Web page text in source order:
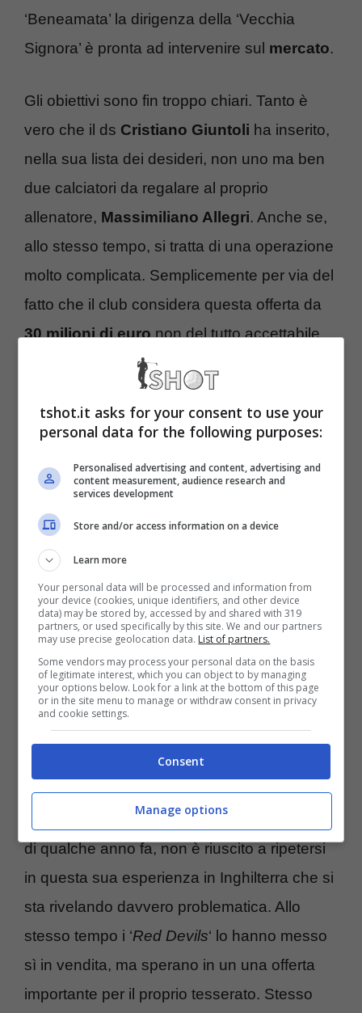
‘Beneamata’ la dirigenza della ‘Vecchia
Signora’ è pronta ad intervenire sul mercato.
Gli obiettivi sono fin troppo chiari. Tanto è
vero che il ds Cristiano Giuntoli ha inserito,
nella sua lista dei desideri, non uno ma ben
due calciatori da regalare al proprio
allenatore, Massimiliano Allegri. Anche se,
allo stesso tempo, si tratta di una operazione
molto complicata. Semplicemente per via del
fatto che il club considera questa offerta da
30 milioni di euronon del tutto accettabile.
Juventus, offerta per il
doppio colpo: il club rifiuta
La Juventus osserva, con molta attenzione,
quanto sta accadendo all’estero. In particolar
modo inPremier Leaguedove ci sono due
calciatori che potrebbero seriamente lasciare
il Regno Unito. Si guarda in casa
Manchester Uniteddove, nella lista dei
giocatori pronti a partire, spuntano i nomi di
Danny van de BeekeJadon Sancho. I due
centrocampisti non rientrano nel progetto
Il primo, dopo essere stato una colonna
portante ed importante dell’Ajax dei miracoli
di qualche anno fa, non è riuscito a ripetersi
in questa sua esperienza in Inghilterra che si
sta rivelando davvero problematica. Allo
stesso tempo i ‘Red Devils‘ lo hanno messo
sì in vendita, ma sperano in un una offerta
importante per il proprio tesserato. Stesso
tshot.it asks for your consent to use your
personal data for the following purposes:
Personalised advertising and content, advertising and
content measurement, audience research and
services development
Store and/or access information on a device
Learn more
Your personal data will be processed and information from
your device (cookies, unique identifiers, and other device
data) may be stored by, accessed by and shared with 319
partners, or used specifically by this site. We and our partners
may use precise geolocation data. List of partners.
Some vendors may process your personal data on the basis
of legitimate interest, which you can object to by managing
your options below. Look for a link at the bottom of this page
or in the site menu to manage or withdraw consent in privacy
and cookie settings.
Consent
Manage options